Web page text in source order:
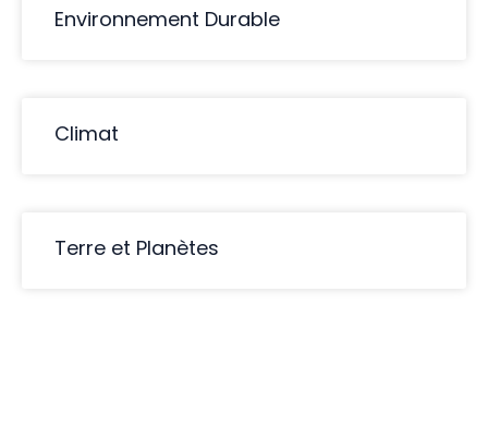
Environnement Durable
Climat
Terre et Planètes